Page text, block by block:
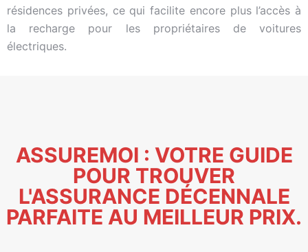
résidences privées, ce qui facilite encore plus l’accès à
la recharge pour les propriétaires de voitures
électriques.
ASSUREMOI : VOTRE GUIDE
POUR TROUVER
L'ASSURANCE DÉCENNALE
PARFAITE AU MEILLEUR PRIX.